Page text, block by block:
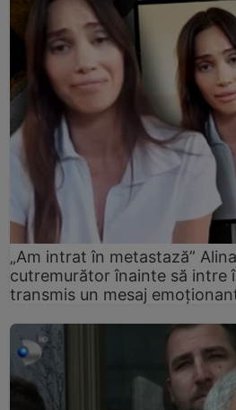
„Am intrat în metastază”
cutremurător înainte să intre
transmis un mesaj